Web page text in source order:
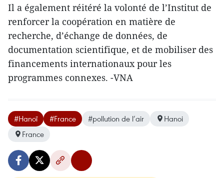
Il a également réitéré la volonté de l’Institut de
renforcer la coopération en matière de
recherche, d’échange de données, de
documentation scientifique, et de mobiliser des
financements internationaux pour les
programmes connexes. -VNA
#Hanoï #France #pollution de l’air
Hanoi
France